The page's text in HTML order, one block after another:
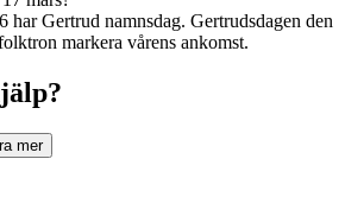
har Gertrud namnsdag. Gertrudsdagen den
markera vårens ankomst.
mer